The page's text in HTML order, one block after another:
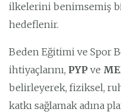
ilkelerini benimsemiş
hedeflenir.
Beden Eğitimi ve Spor
ihtiyaçlarını, PYP ve
belirleyerek, fiziksel,
katkı sağlamak adına